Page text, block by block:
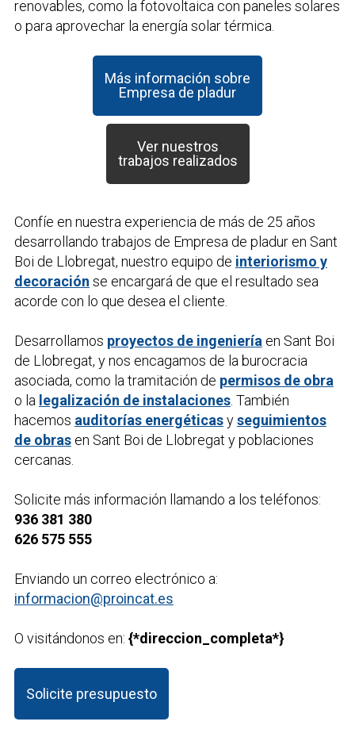
renovables, como la fotovoltaica con paneles solares
o para aprovechar la energía solar térmica.
Más información sobre
Empresa de pladur
Ver nuestros
trabajos realizados
Confíe en nuestra experiencia de más de 25 años
desarrollando trabajos de Empresa de pladuren Sant
Boi de Llobregat, nuestro equipo de interiorismo y
decoración se encargará de que el resultado sea
acorde con lo que desea el cliente.
Desarrollamos proyectos de ingeniería en Sant Boi
de Llobregat, y nos encagamos de la burocracia
asociada, como la tramitación de permisos de obra
o la legalización de instalaciones. También
hacemos auditorías energéticasyseguimientos
de obrasen Sant Boi de Llobregat y poblaciones
cercanas.
Solicite más información llamando a los teléfonos:
936 381 380
626 575 555
Enviando un correo electrónico a:
informacion@proincat.es
O visitándonos en: {*direccion_completa*}
Solicite presupuesto